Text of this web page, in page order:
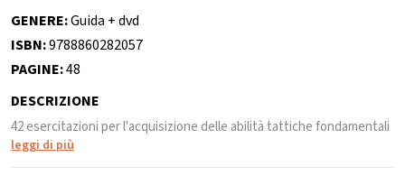
GENERE:Guida + dvd
ISBN:9788860282057
PAGINE:48
DESCRIZIONE
42 esercitazioni per l'acquisizione delle abilità tattiche fondamentali
leggi di più